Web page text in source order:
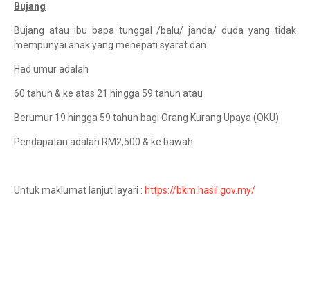
Bujang
Bujang atau ibu bapa tunggal /balu/ janda/ duda yang tidak
mempunyai anak yang menepati syarat dan
Had umur adalah
60 tahun & ke atas 21 hingga 59 tahun atau
Berumur 19 hingga 59 tahun bagi Orang Kurang Upaya (OKU)
Pendapatan adalah RM2,500 & ke bawah
Untuk maklumat lanjut layari : https://bkm.hasil.gov.my/